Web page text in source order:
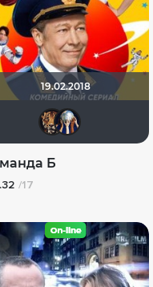
19.02.2018
Б
/17